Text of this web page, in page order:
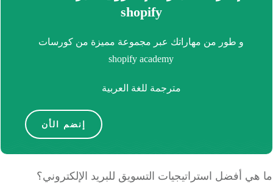
shopify
و طور من مهاراتك عبر مجموعة مميزة من كورسات
shopify academy
مترجمة للغة العربية
إنضم الأن
أفضل استراتيجيات التسويق للبريد الإلكتروني؟